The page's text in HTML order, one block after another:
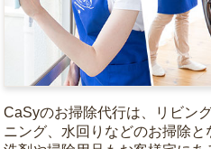
CaSyのお掃除代行は、リビン
ニング、水回りなどのお掃除と